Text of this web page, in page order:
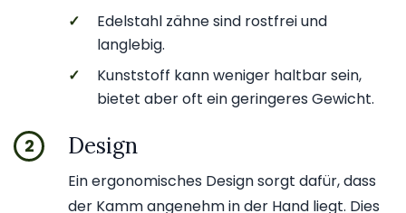
✓
Edelstahl zähne sind rostfrei und
langlebig.
✓
Kunststoff kann weniger haltbar sein,
bietet aber oft ein geringeres Gewicht.
2 Design
Ein ergonomisches Design sorgt dafür, dass
der Kamm angenehm in der Hand liegt. Dies